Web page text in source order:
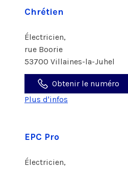
Chrétien
Électricien,
rue Boorie
53700 Villaines-la-Juhel
Obtenir le numéro
Plus d'infos
EPC Pro
Électricien,